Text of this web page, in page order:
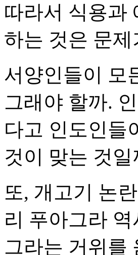
따라서 식용과
하는 것은 문
서양인들이 모
그래야 할까.
다고 인도인들
것이 맞는 것일
또, 개고기 논
리 푸아그라
그라는 거위를